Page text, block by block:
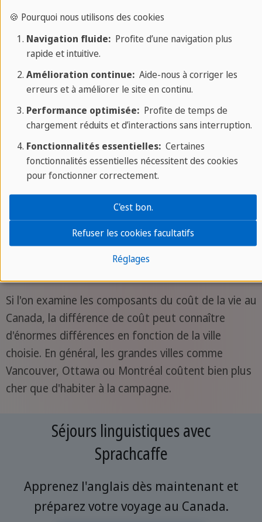
Ticket de transport en commun : environ 3 CAD ≃
2.04 €
Le prix du logement peut grandement fluctuer en
fonction de la ville qui vous intéresse. Par
conséquent, pour un petit appartement étudiant
on peut voir passer des prix de 600 ou 700 CAD
(406,86 à 474,67€) mais également des sommes
dépassants les 2000 CAD (1.356,20€) dans les villes
les plus chères et quartiers les plus prisés. Toronto
est la ville la plus chère du Canada en termes de
coût du logement. Les services rendus pour un
appartement de 17 mètres carrés coûtent environ
85 CAD (57,64€) par mois mais sont la plupart du
Si l'on examine les composants du coût de la vie au
Canada, la différence de coût peut connaître
d'énormes différences en fonction de la ville
choisie. En général, les grandes villes comme
Vancouver, Ottawa ou Montréal coûtent bien plus
cher que d'habiter à la campagne.
Séjours linguistiques avec
Sprachcaffe
Apprenez l'anglais dès maintenant et
préparez votre voyage au Canada.
🍪 Pourquoi nous utilisons des cookies
Navigation fluide:Profite d’une navigation plus
rapide et intuitive.
Amélioration continue:Aide-nous à corriger les
erreurs et à améliorer le site en continu.
Performance optimisée:Profite de temps de
chargement réduits et d’interactions sans interruption.
Fonctionnalités essentielles:Certaines
fonctionnalités essentielles nécessitent des cookies
pour fonctionner correctement.
Réglages
Refuser les cookies facultatifs
C'est bon.